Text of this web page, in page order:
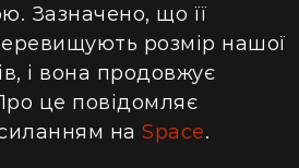
Зазначено, що її
розмір нашої
і вона продовжує
це повідомляє
на Space.